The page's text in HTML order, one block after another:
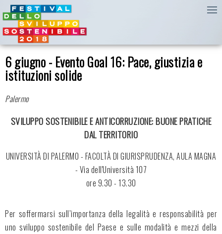
6 giugno - Evento Goal 16: Pace, giustizia e
istituzioni solide
Palermo
SVILUPPO SOSTENIBILE E ANTICORRUZIONE: BUONE PRATICHE
DAL TERRITORIO
UNIVERSITÀ DI PALERMO - FACOLTÀ DI GIURISPRUDENZA, AULA MAGNA
- Via dell'Università 107
ore 9.30 - 13.30
Per soffermarsi sull’importanza della legalità e responsabilità per
uno sviluppo sostenibile del Paese e sulle modalità e mezzi della